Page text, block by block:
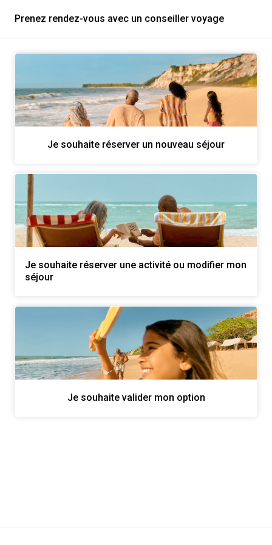
Prenez rendez-vous avec un conseiller voyage
Je souhaite réserver un nouveau séjour
Je souhaite réserver une activité ou modifier mon
séjour
Je souhaite valider mon option